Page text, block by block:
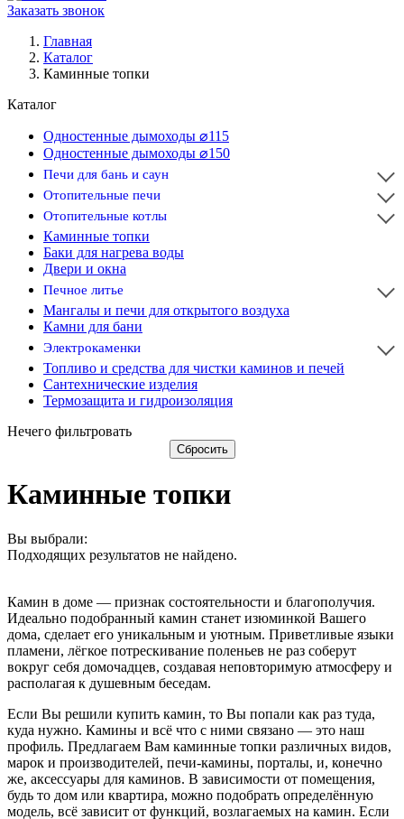
Заказать звонок
Главная
Каталог
Каминные топки
Каталог
Одностенные дымоходы ⌀115
Одностенные дымоходы ⌀150
Печи для бань и саун
Отопительные печи
Отопительные котлы
Каминные топки
Баки для нагрева воды
Двери и окна
Печное литье
Мангалы и печи для открытого воздуха
Камни для бани
Электрокаменки
Топливо и средства для чистки каминов и печей
Сантехнические изделия
Термозащита и гидроизоляция
Нечего фильтровать
Сбросить
Каминные топки
Вы выбрали:
Подходящих результатов не найдено.
Камин в доме — признак состоятельности и благополучия.
Идеально подобранный камин станет изюминкой Вашего
дома, сделает его уникальным и уютным. Приветливые языки
пламени, лёгкое потрескивание поленьев не раз соберут
вокруг себя домочадцев, создавая неповторимую атмосферу и
располагая к душевным беседам.
Если Вы решили купить камин, то Вы попали как раз туда,
куда нужно. Камины и всё что с ними связано — это наш
профиль. Предлагаем Вам каминные топки различных видов,
марок и производителей, печи-камины, порталы, и, конечно
же, аксессуары для каминов. В зависимости от помещения,
будь то дом или квартира, можно подобрать определённую
модель, всё зависит от функций, возлагаемых на камин. Если